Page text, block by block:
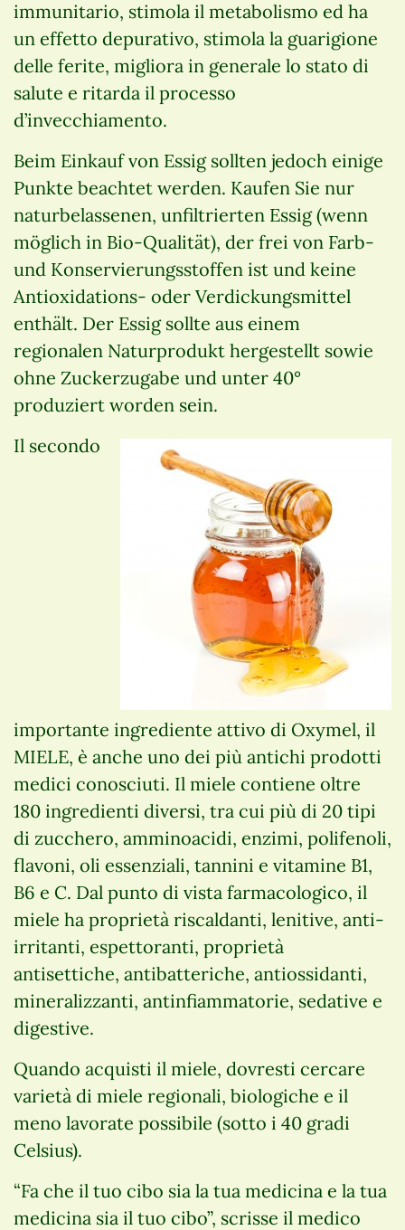
immunitario, stimola il metabolismo ed ha
un effetto depurativo, stimola la guarigione
delle ferite, migliora in generale lo stato di
salute e ritarda il processo
d’invecchiamento.
Beim Einkauf von Essig sollten jedoch einige
Punkte beachtet werden. Kaufen Sie nur
naturbelassenen, unfiltrierten Essig (wenn
möglich in Bio-Qualität), der frei von Farb-
und Konservierungsstoffen ist und keine
Antioxidations- oder Verdickungsmittel
enthält. Der Essig sollte aus einem
regionalen Naturprodukt hergestellt sowie
ohne Zuckerzugabe und unter 40°
produziert worden sein.
Il secondo
importante ingrediente attivo di Oxymel, il
MIELE, è anche uno dei più antichi prodotti
medici conosciuti. Il miele contiene oltre
180 ingredienti diversi, tra cui più di 20 tipi
di zucchero, amminoacidi, enzimi, polifenoli,
flavoni, oli essenziali, tannini e vitamine B1,
B6 e C. Dal punto di vista farmacologico, il
miele ha proprietà riscaldanti, lenitive, anti-
irritanti, espettoranti, proprietà
antisettiche, antibatteriche, antiossidanti,
mineralizzanti, antinfiammatorie, sedative e
digestive.
Quando acquisti il miele, dovresti cercare
varietà di miele regionali, biologiche e il
meno lavorate possibile (sotto i 40 gradi
Celsius).
“Fa che il tuo cibo sia la tua medicina e la tua
medicina sia il tuo cibo”, scrisse il medico